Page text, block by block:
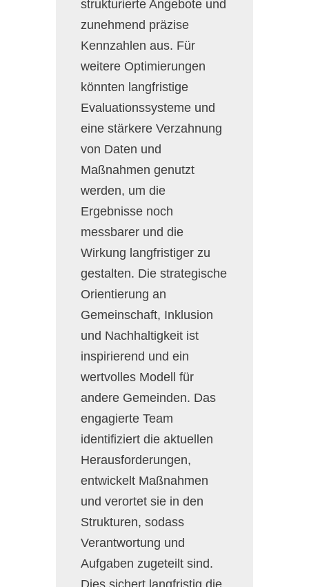
strukturierte Angebote und
zunehmend präzise
Kennzahlen aus. Für
weitere Optimierungen
könnten langfristige
Evaluationssysteme und
eine stärkere Verzahnung
von Daten und
Maßnahmen genutzt
werden, um die
Ergebnisse noch
messbarer und die
Wirkung langfristiger zu
gestalten. Die strategische
Orientierung an
Gemeinschaft, Inklusion
und Nachhaltigkeit ist
inspirierend und ein
wertvolles Modell für
andere Gemeinden. Das
engagierte Team
identifiziert die aktuellen
Herausforderungen,
entwickelt Maßnahmen
und verortet sie in den
Strukturen, sodass
Verantwortung und
Aufgaben zugeteilt sind.